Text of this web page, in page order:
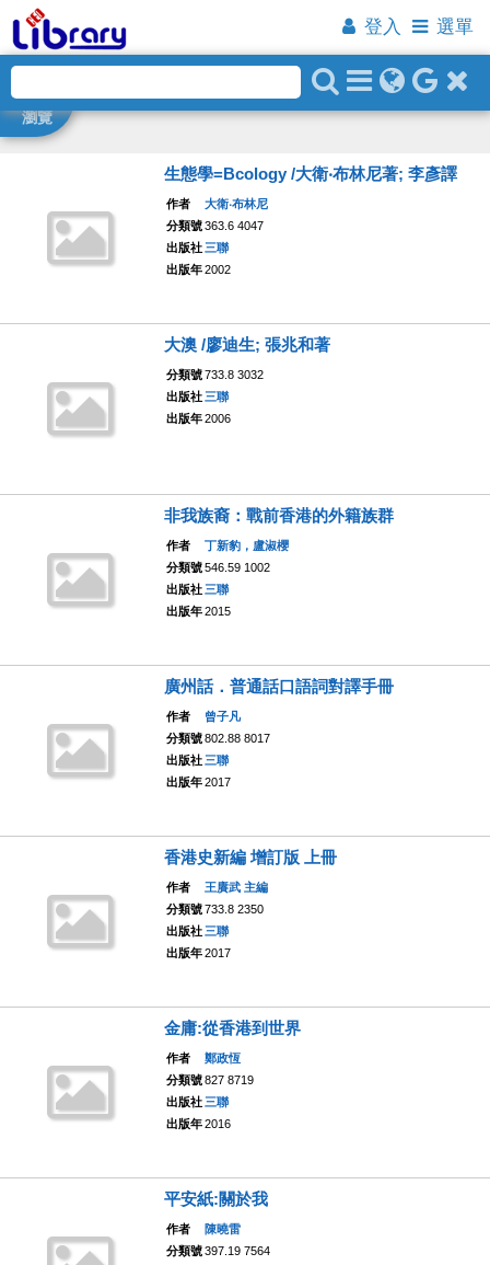
登入 選單
瀏覽
生態學=Bcology /大衛‧布林尼著; 李彥譯
作者
大衛‧布林尼
分類號363.6 4047
出版社 三聯
出版年2002
大澳 /廖迪生; 張兆和著
分類號733.8 3032
出版社 三聯
出版年2006
非我族裔：戰前香港的外籍族群
作者
丁新豹，盧淑櫻
分類號546.59 1002
出版社 三聯
出版年2015
廣州話．普通話口語詞對譯手冊
作者
曾子凡
分類號802.88 8017
出版社 三聯
出版年2017
香港史新編 增訂版 上冊
作者
王賡武 主編
分類號733.8 2350
出版社 三聯
出版年2017
金庸:從香港到世界
作者
鄭政恆
分類號827 8719
出版社 三聯
出版年2016
平安紙:關於我
作者
陳曉雷
分類號397.19 7564